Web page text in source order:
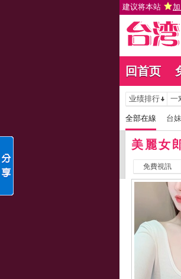
建议将本站
回首页
业绩排行 一
全部在線 台
美麗女
免費視訊